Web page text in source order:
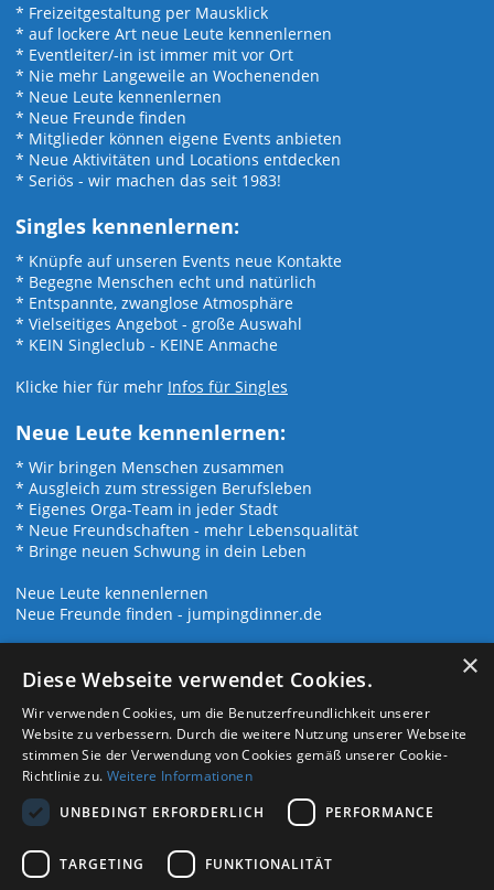
* Freizeitgestaltung per Mausklick
* auf lockere Art neue Leute kennenlernen
* Eventleiter/-in ist immer mit vor Ort
* Nie mehr Langeweile an Wochenenden
* Neue Leute kennenlernen
* Neue Freunde finden
* Mitglieder können eigene Events anbieten
* Neue Aktivitäten und Locations entdecken
* Seriös - wir machen das seit 1983!
Singles kennenlernen:
* Knüpfe auf unseren Events neue Kontakte
* Begegne Menschen echt und natürlich
* Entspannte, zwanglose Atmosphäre
* Vielseitiges Angebot - große Auswahl
* KEIN Singleclub - KEINE Anmache
Klicke hier für mehr Infos für Singles
Neue Leute kennenlernen:
* Wir bringen Menschen zusammen
* Ausgleich zum stressigen Berufsleben
* Eigenes Orga-Team in jeder Stadt
* Neue Freundschaften - mehr Lebensqualität
* Bringe neuen Schwung in dein Leben
Neue Leute kennenlernen
Neue Freunde finden - jumpingdinner.de
Datenschutz
Impressum
Sitemap
×
Diese Webseite verwendet Cookies.
Wir verwenden Cookies, um die Benutzerfreundlichkeit unserer
Website zu verbessern. Durch die weitere Nutzung unserer Webseite
stimmen Sie der Verwendung von Cookies gemäß unserer Cookie-
Richtlinie zu. Weitere Informationen
UNBEDINGT ERFORDERLICH
PERFORMANCE
TARGETING FUNKTIONALITÄT